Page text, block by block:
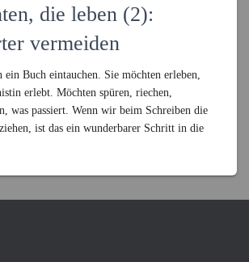
die leben (2):
vermeiden
ein Buch eintauchen. Sie möchten erleben,
erlebt. Möchten spüren, riechen,
was passiert. Wenn wir beim Schreiben die
ist das ein wunderbarer Schritt in die